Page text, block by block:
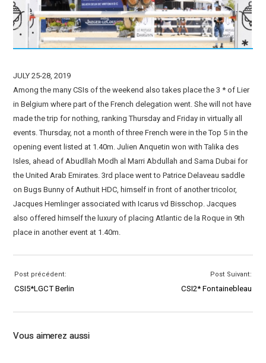
JULY 25-28, 2019
Among the many CSIs of the weekend also takes place the 3 * of Lier
in Belgium where part of the French delegation went. She will not have
made the trip for nothing, ranking Thursday and Friday in virtually all
events. Thursday, not a month of three French were in the Top 5 in the
opening event listed at 1.40m. Julien Anquetin won with Talika des
Isles, ahead of Abudllah Modh al Marri Abdullah and Sama Dubai for
the United Arab Emirates. 3rd place went to Patrice Delaveau saddle
on Bugs Bunny of Authuit HDC, himself in front of another tricolor,
Jacques Hemlinger associated with Icarus vd Bisschop. Jacques
also offered himself the luxury of placing Atlantic de la Roque in 9th
place in another event at 1.40m.
Post précédent:
CSI5*LGCT Berlin
Post Suivant:
CSI2* Fontainebleau
Vous aimerez aussi